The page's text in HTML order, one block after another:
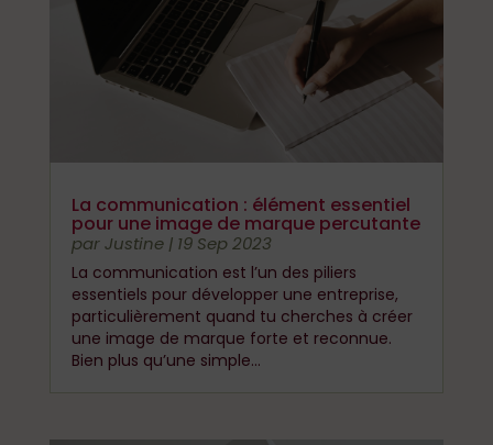
La communication : élément essentiel
pour une image de marque percutante
parJustine| 19 Sep 2023
La communication est l’un des piliers
essentiels pour développer une entreprise,
particulièrement quand tu cherches à créer
une image de marque forte et reconnue.
Bien plus qu’une simple...